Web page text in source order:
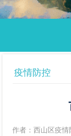
疫情防控
[作者：西山区疫